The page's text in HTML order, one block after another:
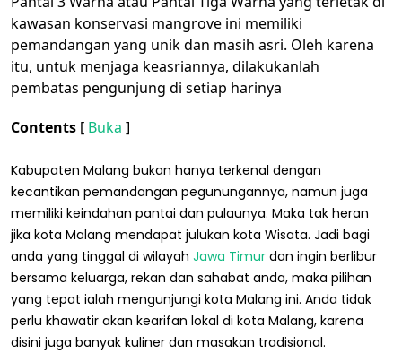
kawasan konservasi mangrove ini memiliki
pemandangan yang unik dan masih asri. Oleh karena
itu, untuk menjaga keasriannya, dilakukanlah
pembatas pengunjung di setiap harinya
Contents [ Buka ]
Kabupaten Malang bukan hanya terkenal dengan
kecantikan pemandangan pegunungannya, namun juga
memiliki keindahan pantai dan pulaunya. Maka tak heran
jika kota Malang mendapat julukan kota Wisata. Jadi bagi
anda yang tinggal di wilayah Jawa Timur dan ingin berlibur
bersama keluarga, rekan dan sahabat anda, maka pilihan
yang tepat ialah mengunjungi kota Malang ini. Anda tidak
perlu khawatir akan kearifan lokal di kota Malang, karena
disini juga banyak kuliner dan masakan tradisional.